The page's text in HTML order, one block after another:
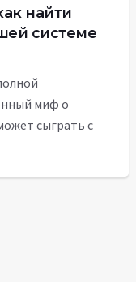
найти
системе
миф о
сыграть с